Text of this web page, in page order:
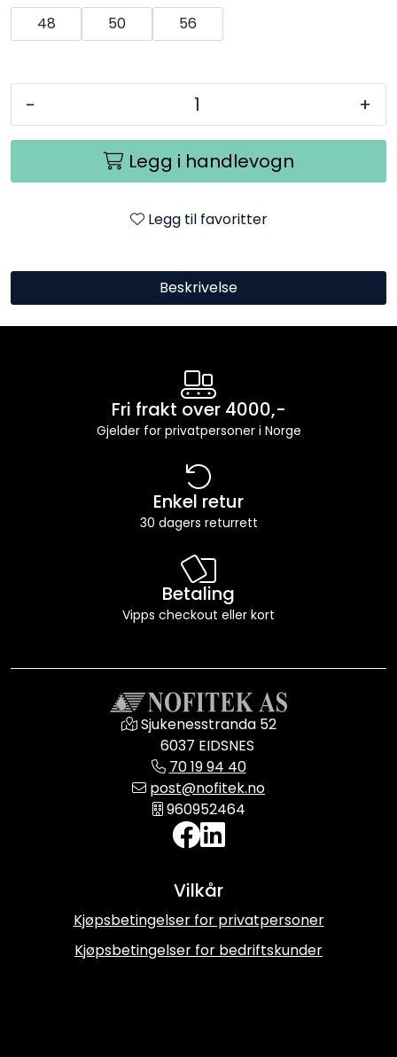
48
50 56
- +
Legg i handlevogn
Legg til favoritter
Beskrivelse
Fri frakt over 4000,-
Gjelder for privatpersoner i Norge
Enkel retur
30 dagers returrett
Betaling
Vipps checkout eller kort
Sjukenesstranda 52
6037 EIDSNES
70 19 94 40
post@nofitek.no
960952464
Vilkår
Kjøpsbetingelser for privatpersoner
Kjøpsbetingelser for bedriftskunder